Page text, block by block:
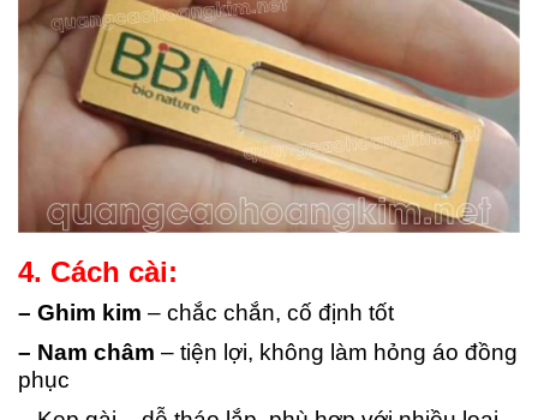
4. Cách cài:
– Ghim kim – chắc chắn, cố định tốt
– Nam châm – tiện lợi, không làm hỏng áo đồng
phục